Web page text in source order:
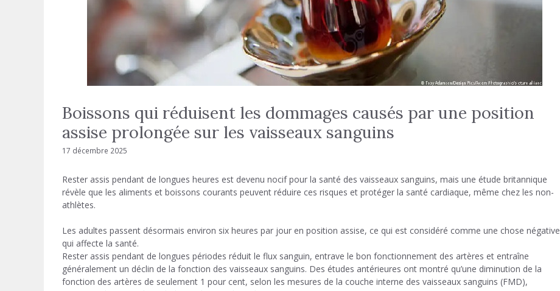
Boissons qui réduisent les dommages causés par une position
assise prolongée sur les vaisseaux sanguins
17 décembre 2025
Rester assis pendant de longues heures est devenu nocif pour la santé des vaisseaux sanguins, mais une étude britannique
révèle que les aliments et boissons courants peuvent réduire ces risques et protéger la santé cardiaque, même chez les non-
athlètes.
Les adultes passent désormais environ six heures par jour en position assise, ce qui est considéré comme une chose négative
qui affecte la santé.
Rester assis pendant de longues périodes réduit le flux sanguin, entrave le bon fonctionnement des artères et entraîne
généralement un déclin de la fonction des vaisseaux sanguins. Des études antérieures ont montré qu’une diminution de la
fonction des artères de seulement 1 pour cent, selon les mesures de la couche interne des vaisseaux sanguins (FMD),